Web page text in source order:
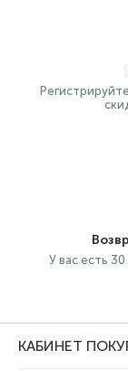
У вас есть
КАБИНЕТ